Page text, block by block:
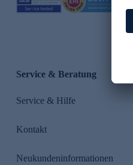
Service & Beratung
Service & Hilfe
Kontakt
Neukundeninformationen